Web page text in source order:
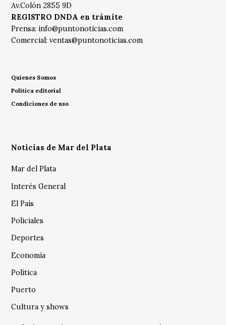
Av.Colón 2855 9D
REGISTRO DNDA en trámite
Prensa: info@puntonoticias.com
Comercial:ventas@puntonoticias.com
Quienes Somos
Política editorial
Condiciones de uso
Noticias de Mar del Plata
Mar del Plata
Interés General
El País
Policiales
Deportes
Economía
Política
Puerto
Cultura y shows